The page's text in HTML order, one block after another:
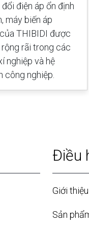
điện áp ổn định
máy biến áp
THIBIDI được
rãi trong các
nghiệp và hệ
công nghiệp.
Điều
Giới thiệu
Sản